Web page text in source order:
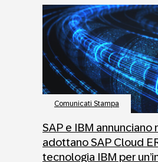
Comunicati Stampa
SAP e IBM annunciano
adottano SAP Cloud
tecnologia IBM per